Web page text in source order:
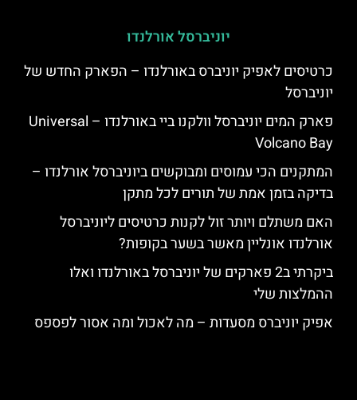
יוניברסל אורלנדו
כרטיסים לאפיק יוניברס באורלנדו – הפארק החדש של
יוניברסל
פארק המים יוניברסל וולקנו ביי באורלנדו – Universal
Volcano Bay
המתקנים הכי עמוסים ומבוקשים ביוניברסל אורלנדו –
בדיקה בזמן אמת של תורים לכל מתקן
האם משתלם ויותר זול לקנות כרטיסים ליוניברסל
אורלנדו אונליין מאשר בשער בקופות?
ביקרתי ב2 פארקים של יוניברסל באורלנדו ואלו
ההמלצות שלי
אפיק יוניברס מסעדות – מה לאכול ומה אסור לפספס